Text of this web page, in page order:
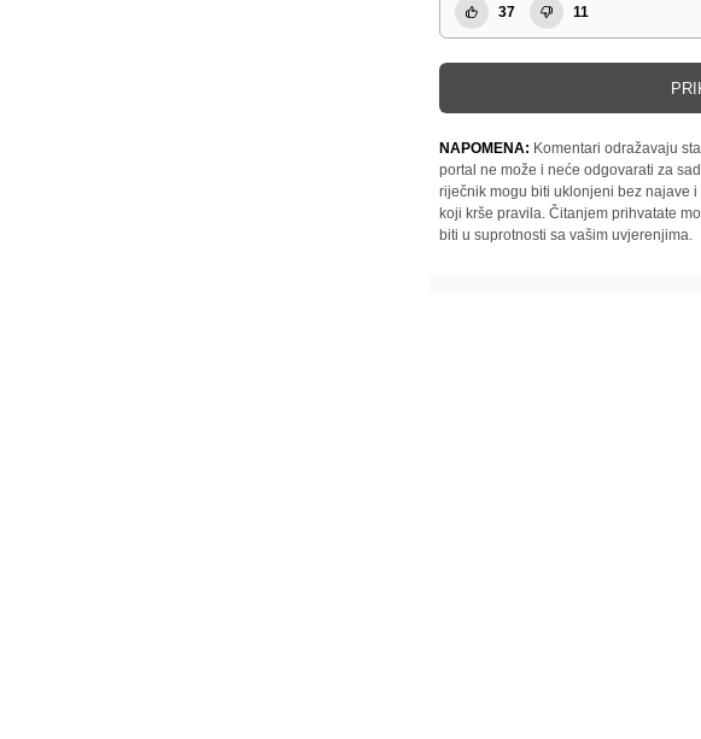
37 11
NAPOMENA: Komentari odražavaju
portal ne može i neće odgovarati za
riječnik mogu biti uklonjeni bez najave
koji krše pravila. Čitanjem prihvatate
biti u suprotnosti sa vašim uvjerenjima.